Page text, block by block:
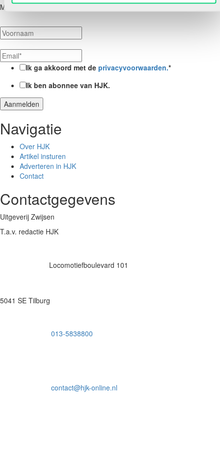
Meld je hieronder aan voor de nieuwsbrief van HJK
Ik ga akkoord met de privacyvoorwaarden.*
Ik ben abonnee van HJK.
Navigatie
Over HJK
Artikel insturen
Adverteren in HJK
Contact
Contactgegevens
Uitgeverij Zwijsen
T.a.v. redactie HJK
Locomotiefboulevard 101
5041 SE Tilburg
013-5838800
contact@hjk-online.nl